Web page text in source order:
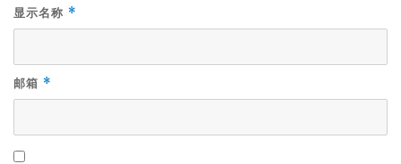
显示名称 *
邮箱 *